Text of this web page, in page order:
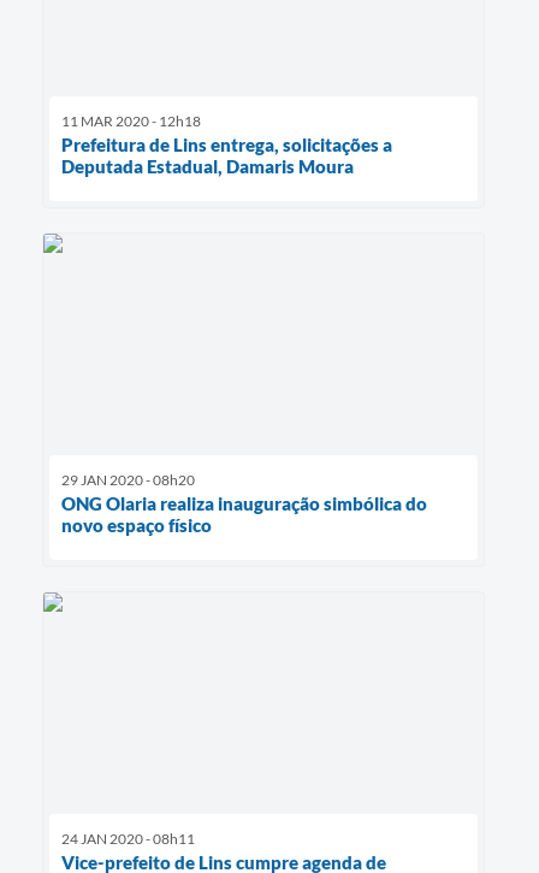
11 MAR 2020 - 12h18
Prefeitura de Lins entrega, solicitações a
Deputada Estadual, Damaris Moura
29 JAN 2020 - 08h20
ONG Olaria realiza inauguração simbólica do
novo espaço físico
24 JAN 2020 - 08h11
Vice-prefeito de Lins cumpre agenda de